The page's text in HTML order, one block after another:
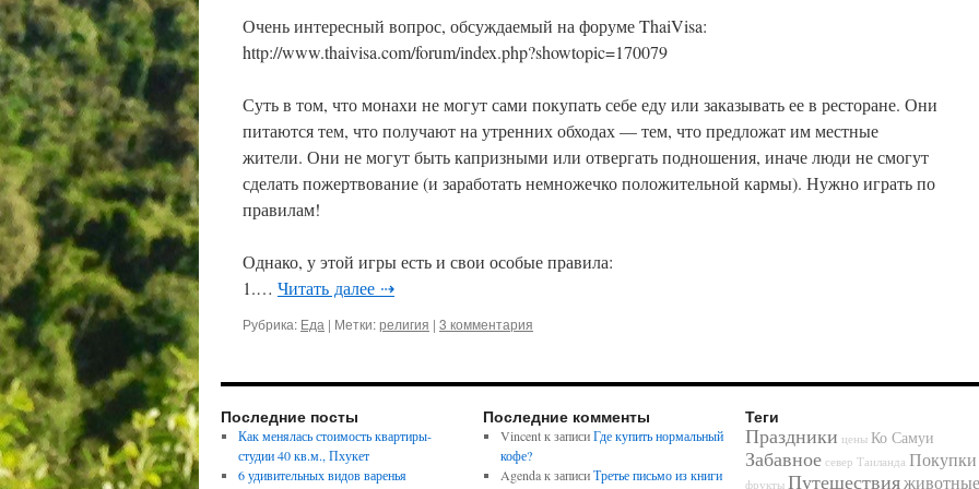
Очень интересный вопрос, обсуждаемый на форуме ThaiVisa:
http://www.thaivisa.com/forum/index.php?showtopic=170079
Суть в том, что монахи не могут сами покупать себе еду или заказывать ее в ресторане. Они
питаются тем, что получают на утренних обходах — тем, что предложат им местные
жители. Они не могут быть капризными или отвергать подношения, иначе люди не смогут
сделать пожертвование (и заработать немножечко положительной кармы). Нужно играть по
правилам!
Однако, у этой игры есть и свои особые правила:
1.… Читать далее ⇢
Рубрика: Еда | Метки:религия | 3 комментария
Последние посты
Как менялась стоимость квартиры-
студии 40 кв.м., Пхукет
6 удивительных видов варенья
Последние комменты
Vincentк записиГде купить нормальный
кофе?
Agendaк записиТретье письмо из книги
Теги
Праздники цены Ко Самуи
Забавное север Таиланда Покупки
фрукты Путешествияживотные